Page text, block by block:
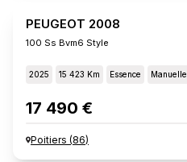
PEUGEOT 2008
100 Ss Bvm6 Style
2025 15 423 Km Essence Manuelle
17 490 €
Poitiers (86)